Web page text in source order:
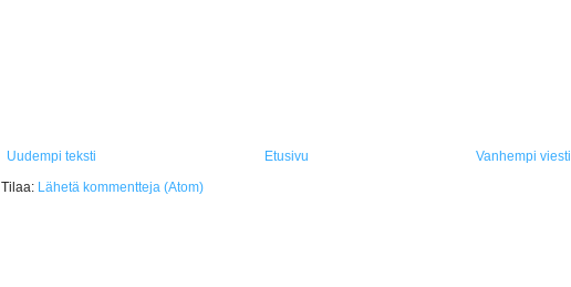
Uudempi teksti Vanhempi viesti
Etusivu
Tilaa: Lähetä kommentteja (Atom)